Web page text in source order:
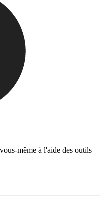
même à l'aide des outils